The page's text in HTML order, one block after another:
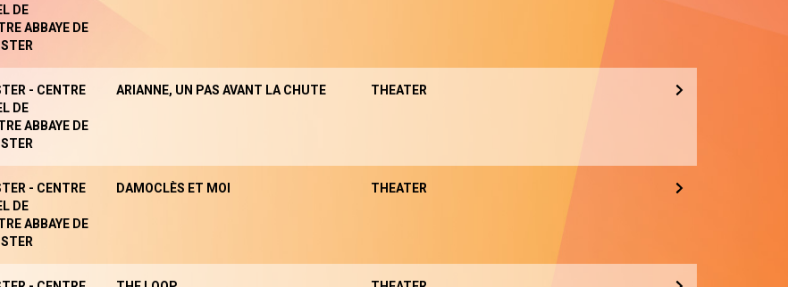
DE
ABBAYE DE
- CENTRE
DE
ABBAYE DE
ARIANNE, UN PAS AVANT LA CHUTE THEATER
- CENTRE
DE
ABBAYE DE
DAMOCLÈS ET MOI THEATER